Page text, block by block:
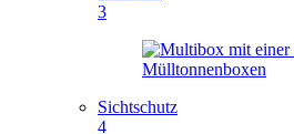
3
Sichtschutz
4